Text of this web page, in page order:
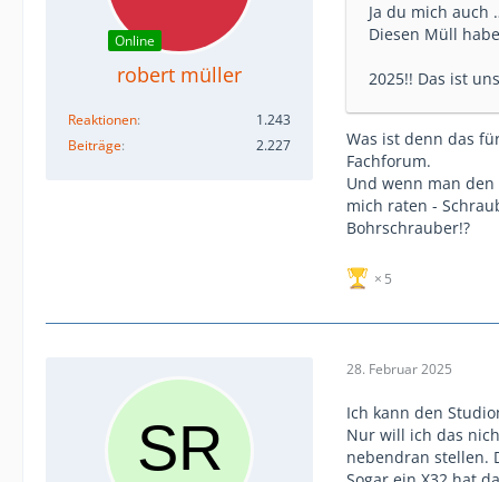
Online
robert müller
Reaktionen
1.243
Beiträge
2.227
Ja du mich
Diesen Müll
2025!! Das ist
Was ist denn das
Fachforum.
Und wenn man
mich raten -
Bohrschrauber!?
5
28. Februar 2025
Ich kann den
Nur will ich das
nebendran stellen.